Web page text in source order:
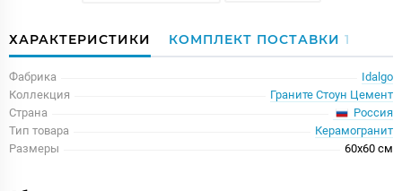
ХАРАКТЕРИСТИКИ КОМПЛЕКТ ПОСТАВКИ 1
Фабрика
Idalgo
Коллекция
Граните Стоун Цемент
Страна
Россия
Тип товара
Керамогранит
Размеры
60x60 см